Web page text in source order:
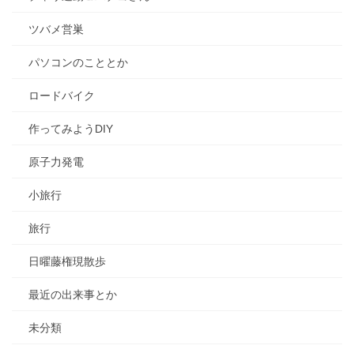
ツバメ営巣
パソコンのこととか
ロードバイク
作ってみようDIY
原子力発電
小旅行
旅行
日曜藤権現散歩
最近の出来事とか
未分類